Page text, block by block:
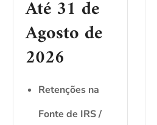
Até 31 de
Agosto de
2026
Retenções na
Fonte de IRS /